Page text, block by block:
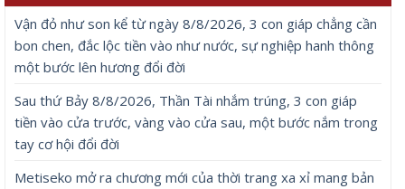
Vận đỏ như son kể từ ngày 8/8/2026, 3 con giáp chẳng cần
bon chen, đắc lộc tiền vào như nước, sự nghiệp hanh thông
một bước lên hương đổi đời
Sau thứ Bảy 8/8/2026, Thần Tài nhắm trúng, 3 con giáp
tiền vào cửa trước, vàng vào cửa sau, một bước nắm trong
tay cơ hội đổi đời
Metiseko mở ra chương mới của thời trang xa xỉ mang bản